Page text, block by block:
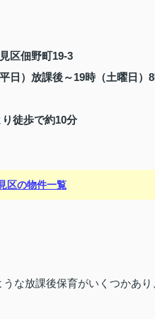
区佃野町19‐3
日）放課後～19時（土曜日）
徒歩で約10分
区の物件一覧
な放課後保育がいくつかあ